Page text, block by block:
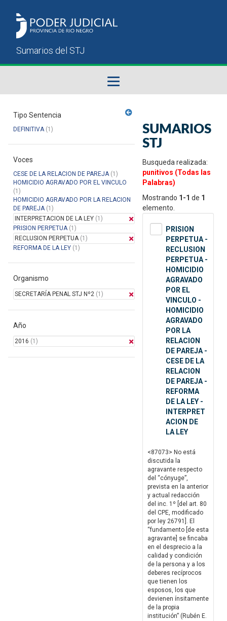
Sumarios del STJ
Manual del Usuario
Tipo Sentencia
DEFINITIVA(1)
Voces
CESE DE LA RELACION DE PAREJA(1)
HOMICIDIO AGRAVADO POR EL VINCULO
(1)
HOMICIDIO AGRAVADO POR LA RELACION
DE PAREJA(1)
INTERPRETACION DE LA LEY (1)
PRISION PERPETUA(1)
RECLUSION PERPETUA(1)
REFORMA DE LA LEY (1)
Organismo
SECRETARÍA PENAL STJ Nº2 (1)
Año
2016 (1)
SUMARIOS
STJ
Busqueda realizada:
punitivos (Todas las
Palabras)
Mostrando 1-1 de 1
elemento.
PRISION
PERPETUA -
RECLUSION
PERPETUA -
HOMICIDIO
AGRAVADO
POR EL
VINCULO -
HOMICIDIO
AGRAVADO
POR LA
RELACION
DE PAREJA -
CESE DE LA
RELACION
DE PAREJA -
REFORMA
DE LA LEY -
INTERPRET
ACION DE
LA LEY
<87073> No está
discutida la
agravante respecto
del “cónyuge”,
prevista en la anterior
y actual redacción
del inc. 1º [del art. 80
del CPE, modificado
por ley 26791]. El
“fundamento [de esta
agravante] se fincaba
en el desprecio a la
calidad y condición
de la persona y a los
deberes recíprocos
que tienen los
esposos, los que
devienen ínsitamente
de la propia
institución” (Rubén E.